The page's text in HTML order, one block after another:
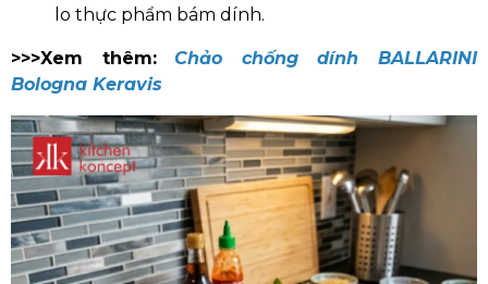
lo thực phẩm bám dính.
>>>Xem thêm:
Chảo chống dính BALLARINI
Bologna Keravis